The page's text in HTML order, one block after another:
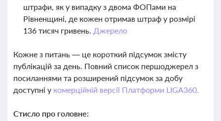
штрафи, як у випадку з двома ФОПами на
Рівненщині, де кожен отримав штраф у розмірі
136 тисяч гривень. Джерело
Кожне з питань — це короткий підсумок змісту
публікацій за день. Повний список першоджерел з
посиланнями та розширений підсумок за добу
доступні у комерційній версії Платформи LIGA360.
Стисло про головне: